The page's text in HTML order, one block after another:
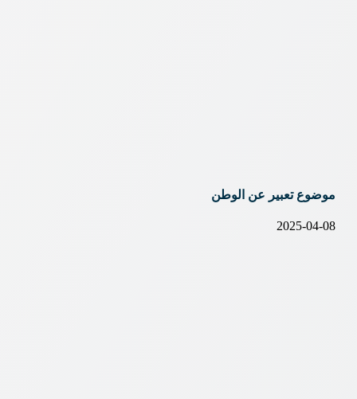
موضوع تعبير عن الوطن
2025-04-08